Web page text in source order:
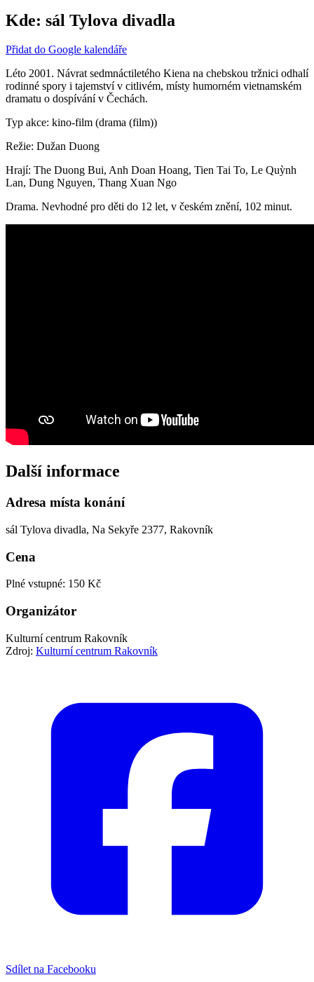
Kde: sál Tylova divadla
Přidat do Google kalendáře
Léto 2001. Návrat sedmnáctiletého Kiena na chebskou tržnici odhalí
rodinné spory i tajemství v citlivém, místy humorném vietnamském
dramatu o dospívání v Čechách.
Typ akce: kino-film (drama (film))
Režie: Dužan Duong
Hrají: The Duong Bui, Anh Doan Hoang, Tien Tai To, Le Quỳnh
Lan, Dung Nguyen, Thang Xuan Ngo
Drama. Nevhodné pro děti do 12 let, v českém znění, 102 minut.
Další informace
Adresa místa konání
sál Tylova divadla, Na Sekyře 2377, Rakovník
Cena
Plné vstupné: 150 Kč
Organizátor
Kulturní centrum Rakovník
Zdroj: Kulturní centrum Rakovník
Sdílet na Facebooku